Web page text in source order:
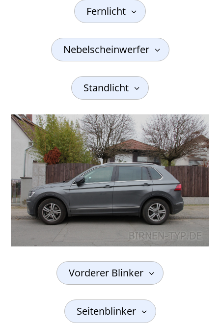
Fernlicht
Nebelscheinwerfer
Standlicht
Vorderer Blinker
Seitenblinker